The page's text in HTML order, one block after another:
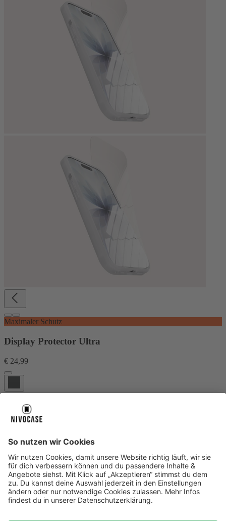
Maximaler Schutz
Display Protector Ultra
€ 24,99
Extrem widerstandsfähiger Displayschutz mit maximalem Schutz
ohne Splittern.
Mehr Infos
Über uns Über uns
About NIVOCASE NIVOCASE Test Lab Schreib uns
Sicher bezahlen
Sicher bezahlen